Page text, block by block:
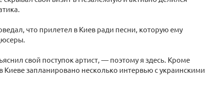
что прилетел в Киев ради песни, которую ему
свой поступок артист, — поэтому я здесь. Кроме
запланировано несколько интервью с украинскими